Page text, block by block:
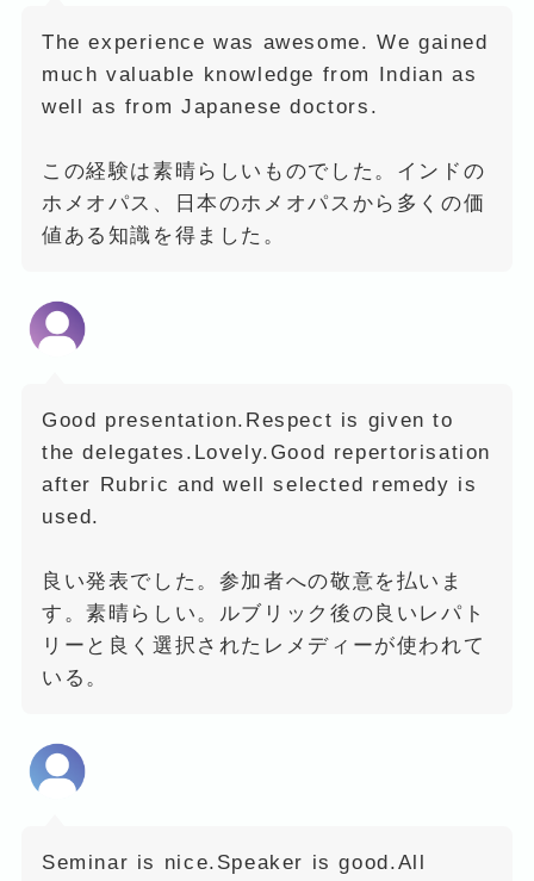
The experience was awesome. We gained
much valuable knowledge from Indian as
well as from Japanese doctors.
この経験は素晴らしいものでした。インドの
ホメオパス、日本のホメオパスから多くの価
値ある知識を得ました。
Good presentation.Respect is given to
the delegates.Lovely.Good repertorisation
after Rubric and well selected remedy is
used.
良い発表でした。参加者への敬意を払いま
す。素晴らしい。ルブリック後の良いレパト
リーと良く選択されたレメディーが使われて
いる。
Seminar is nice.Speaker is good.All